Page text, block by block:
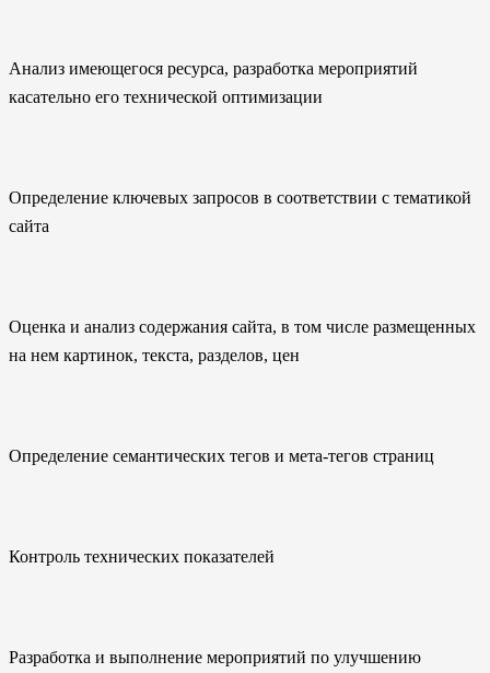
Анализ имеющегося ресурса, разработка мероприятий
касательно его технической оптимизации
Определение ключевых запросов в соответствии с тематикой
сайта
Оценка и анализ содержания сайта, в том числе размещенных
на нем картинок, текста, разделов, цен
Определение семантических тегов и мета-тегов страниц
Контроль технических показателей
Разработка и выполнение мероприятий по улучшению